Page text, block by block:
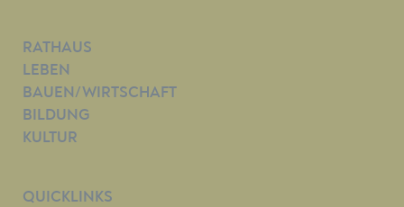
RATHAUS
LEBEN
BAUEN/WIRTSCHAFT
BILDUNG
KULTUR
QUICKLINKS